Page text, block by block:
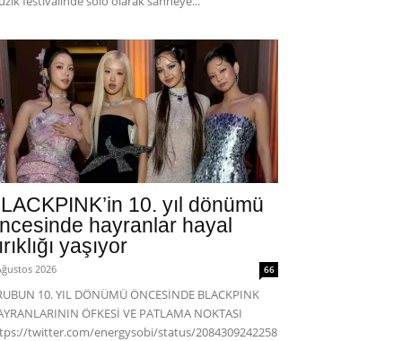
10. yıl dönümü
hayranlar hayal
yaşıyor
2026 66
10. YIL DÖNÜMÜ ÖNCESİNDE BLACKPINK
ÖFKESİ VE PATLAMA NOKTASI
twitter.com/energysobi/status/2084309242258